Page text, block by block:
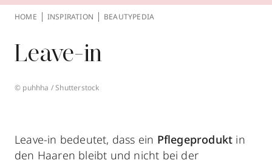
Behandlungen
Über YBPN
Aktionen
HOME INSPIRATION BEAUTYPEDIA
Leave-in
© puhhha / Shutterstock
Leave-in bedeutet, dass ein Pflegeprodukt in
den Haaren bleibt und nicht bei der